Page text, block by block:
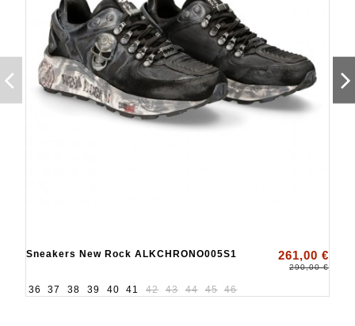
Sneakers New Rock ALKCHRONO005S1 261,00 €
290,00 €
36 37 38 39 40 41 42 43 44 45 46